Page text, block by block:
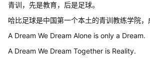
青训，先是教育，后是足球。
哈比足球是中国第一个本土的青训教练学院，
A Dream We Dream Alone is only a Dream.
A Dream We Dream Together is Reality.